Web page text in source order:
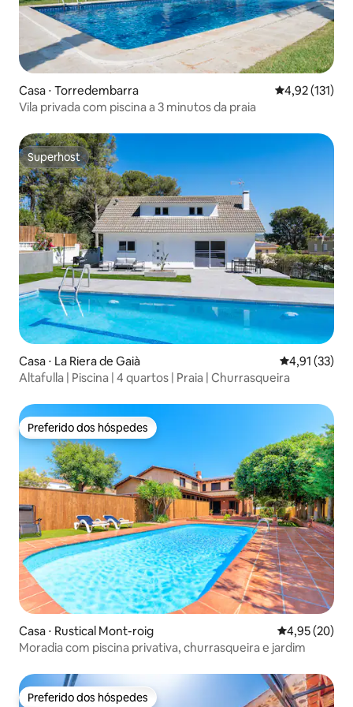
Casa ⋅ Torredembarra 4,92 de uma
4,92 (131)
Vila privada com piscina a 3 minutos da praia
Superhost
Superhost
Casa ⋅ La Riera de Gaià 4,91 de uma
4,91 (33)
Altafulla | Piscina | 4 quartos | Praia | Churrasqueira
Preferido dos hóspedes
Preferido dos hóspedes
Casa ⋅ Rustical Mont-roig 4,95 de uma
4,95 (20)
Moradia com piscina privativa, churrasqueira e jardim
Preferido dos hóspedes